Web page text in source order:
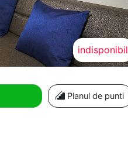
indisponibil
Planul de punti